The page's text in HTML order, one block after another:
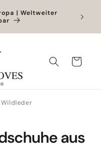
| Weltweiter
Warenkorb
Wildleder
aus